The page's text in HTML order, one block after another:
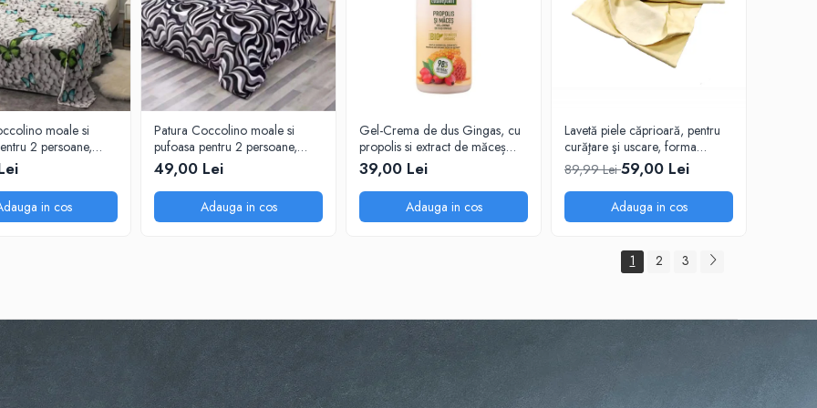
moale si
2 persoane,
Fluturi si Pietre
in cos
Patura Coccolino moale si
pufoasa pentru 2 persoane,
200X230 cm, Valuri Waves
49,00 Lei
Adauga in cos
Gel-Crema de dus Gingas, cu
propolis si extract de măceș
organic, 1000 ml
39,00 Lei
Adauga in cos
Lavetă piele căprioară, pentru
curăţare şi uscare, forma
neregulată 38*30
89,99 Lei59,00 Lei
Adauga in cos
1 2 3